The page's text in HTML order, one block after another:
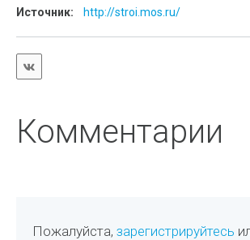
Источник: http://stroi.mos.ru/
Комментарии
Пожалуйста,зарегистрируйтесь